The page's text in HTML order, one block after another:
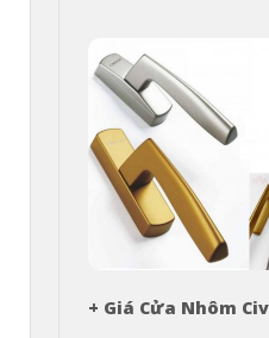
+ Giá Cửa Nhôm